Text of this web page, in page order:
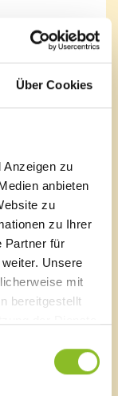
Über Cookies
Anzeigen zu
anbieten
zu
zu Ihrer
Partner für
Unsere
mit
bereitgestellt
die eine
08.
an der
sich
und